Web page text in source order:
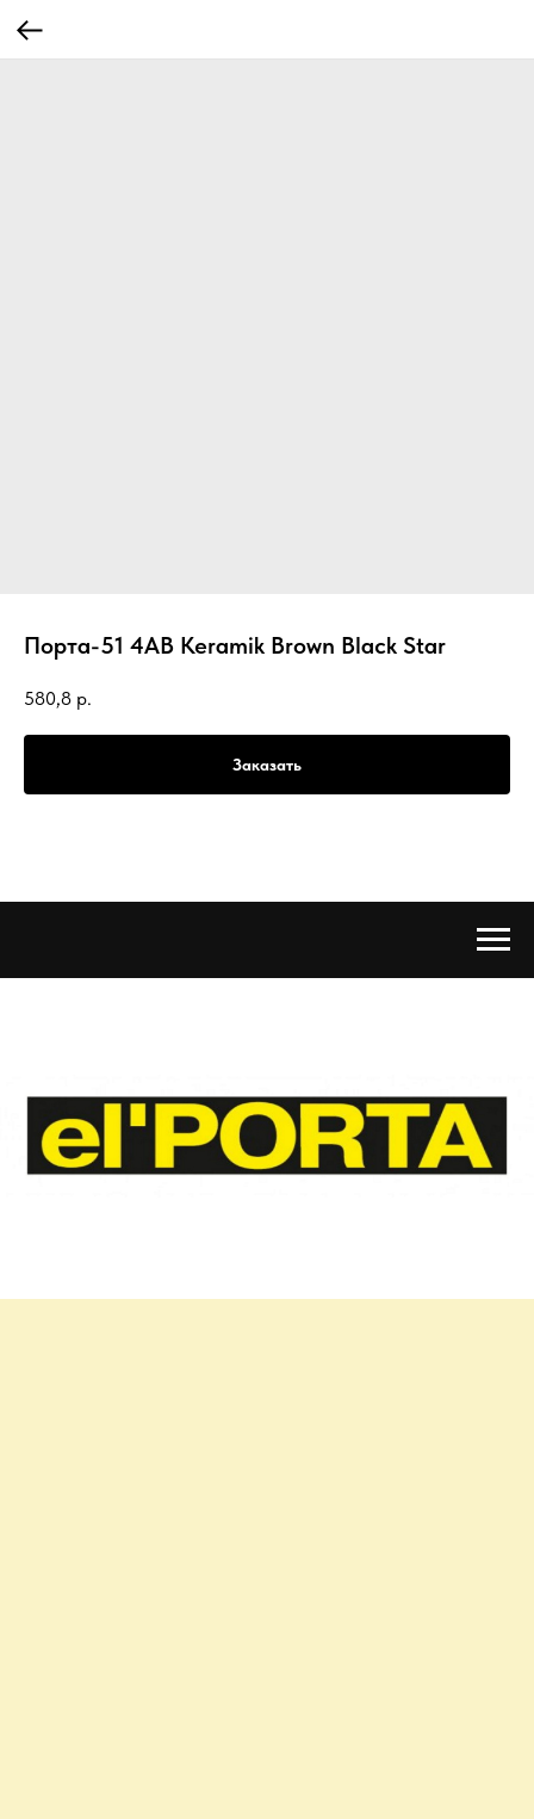
Порта-51 4AB Keramik Brown Black Star
580,8 р.
Заказать